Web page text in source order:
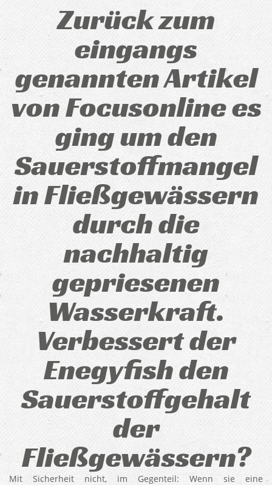
Zurück zum
eingangs
genannten Artikel
von Focusonline es
ging um den
Sauerstoffmangel
in Fließgewässern
durch die
nachhaltig
gepriesenen
Wasserkraft.
Verbessert der
Enegyfish den
Sauerstoffgehalt
der
Fließgewässern?
Mit Sicherheit nicht, im Gegenteil: Wenn sie eine